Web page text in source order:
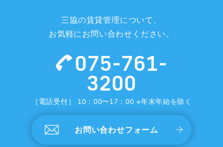
三協の賃貸管理について、
お気軽にお問い合わせください。
075-761-
3200
［電話受付］ 10：00〜17：00 ※年末年始を除く
お問い合わせフォーム